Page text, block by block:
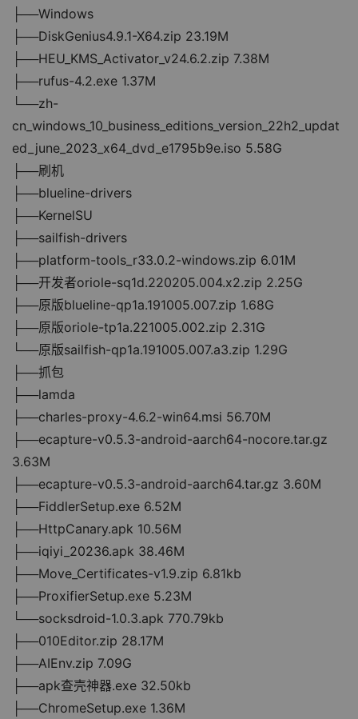
├──Windows
├──DiskGenius4.9.1-X64.zip 23.19M
├──HEU_KMS_Activator_v24.6.2.zip 7.38M
├──rufus-4.2.exe 1.37M
└──zh-
cn_windows_10_business_editions_version_22h2_updat
ed_june_2023_x64_dvd_e1795b9e.iso 5.58G
├──刷机
├──blueline-drivers
├──KernelSU
├──sailfish-drivers
├──platform-tools_r33.0.2-windows.zip 6.01M
├──开发者oriole-sq1d.220205.004.x2.zip 2.25G
├──原版blueline-qp1a.191005.007.zip 1.68G
├──原版oriole-tp1a.221005.002.zip 2.31G
└──原版sailfish-qp1a.191005.007.a3.zip 1.29G
├──抓包
├──lamda
├──charles-proxy-4.6.2-win64.msi 56.70M
├──ecapture-v0.5.3-android-aarch64-nocore.tar.gz
3.63M
├──ecapture-v0.5.3-android-aarch64.tar.gz 3.60M
├──FiddlerSetup.exe 6.52M
├──HttpCanary.apk 10.56M
├──iqiyi_20236.apk 38.46M
├──Move_Certificates-v1.9.zip 6.81kb
├──ProxifierSetup.exe 5.23M
└──socksdroid-1.0.3.apk 770.79kb
├──010Editor.zip 28.17M
├──AIEnv.zip 7.09G
├──apk查壳神器.exe 32.50kb
├──ChromeSetup.exe 1.36M